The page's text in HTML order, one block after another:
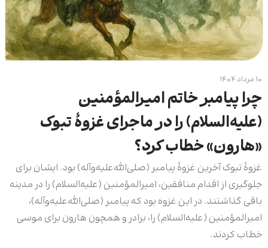
۱۰ مرداد ۱۴۰۴
چرا پیامبر خاتم امیرالمؤمنین
(علیه‌السلام) را در ماجرای غزوۀ تبوک
«هارون» خطاب کرد؟
غزوۀ تبوک آخرین غزوۀ پیامبر (صلی‌الله‌علیه‌وآله) بود. ایشان برای
جلوگیری از اقدام منافقین، امیرالمؤمنین (علیه‌السلام) را در مدینه
باقی گذاشتند. در این غزوه بود که پیامبر (صلی‌الله‌علیه‌وآله)،
امیرالمؤمنین (علیه‌السلام) را، برادر و همچون هارون برای موسی
خطاب کردند.